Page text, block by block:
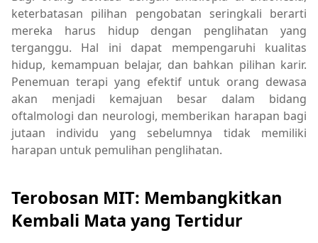
keterbatasan pilihan pengobatan seringkali berarti
mereka harus hidup dengan penglihatan yang
terganggu. Hal ini dapat mempengaruhi kualitas
hidup, kemampuan belajar, dan bahkan pilihan karir.
Penemuan terapi yang efektif untuk orang dewasa
akan menjadi kemajuan besar dalam bidang
oftalmologi dan neurologi, memberikan harapan bagi
jutaan individu yang sebelumnya tidak memiliki
harapan untuk pemulihan penglihatan.
Terobosan MIT: Membangkitkan
Kembali Mata yang Tertidur